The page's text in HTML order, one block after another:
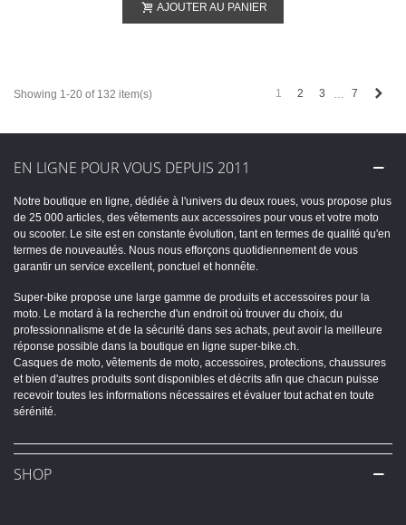
AJOUTER AU PANIER
Showing 1-20 of 132 item(s) 1 2 3 7
EN LIGNE POUR VOUS DEPUIS 2011
Notre boutique en ligne, dédiée à l'univers du deux roues, vous propose plus
de 25 000 articles, des vêtements aux accessoires pour vous et votre moto
ou scooter. Le site est en constante évolution, tant en termes de qualité qu'en
termes de nouveautés. Nous nous efforçons quotidiennement de vous
garantir un service excellent, ponctuel et honnête.
Super-bike propose une large gamme de produits et accessoires pour la
moto. Le motard à la recherche d'un endroit où trouver du choix, du
professionnalisme et de la sécurité dans ses achats, peut avoir la meilleure
réponse possible dans la boutique en ligne super-bike.ch.
Casques de moto, vêtements de moto, accessoires, protections, chaussures
et bien d'autres produits sont disponibles et décrits afin que chacun puisse
recevoir toutes les informations nécessaires et évaluer tout achat en toute
sérénité.
SHOP